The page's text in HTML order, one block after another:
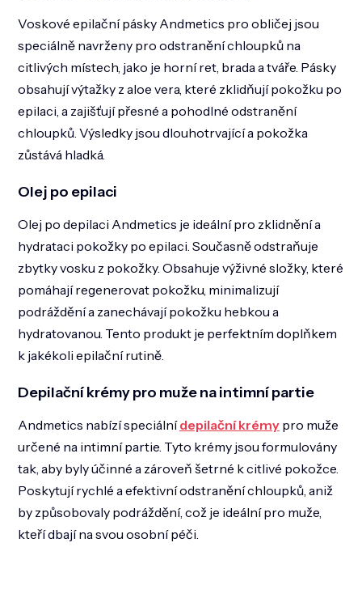
Voskové epilační pásky Andmetics pro obličej jsou
speciálně navrženy pro odstranění chloupků na
citlivých místech, jako je horní ret, brada a tváře. Pásky
obsahují výtažky z aloe vera, které zklidňují pokožku po
epilaci, a zajišťují přesné a pohodlné odstranění
chloupků. Výsledky jsou dlouhotrvající a pokožka
zůstává hladká​​.
Olej po epilaci
Olej po depilaci Andmetics je ideální pro zklidnění a
hydrataci pokožky po epilaci. Současně odstraňuje
zbytky vosku z pokožky. Obsahuje výživné složky, které
pomáhají regenerovat pokožku, minimalizují
podráždění a zanechávají pokožku hebkou a
hydratovanou. Tento produkt je perfektním doplňkem
k jakékoli epilační rutině​.
Depilační krémy pro muže na intimní partie
Andmetics nabízí speciálnídepilační krémy pro muže
určené na intimní partie. Tyto krémy jsou formulovány
tak, aby byly účinné a zároveň šetrné k citlivé pokožce.
Poskytují rychlé a efektivní odstranění chloupků, aniž
by způsobovaly podráždění, což je ideální pro muže,
kteří dbají na svou osobní péči​.